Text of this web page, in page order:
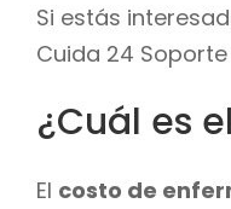
Si estás
Cuida 24
¿Cuál es
El costo de